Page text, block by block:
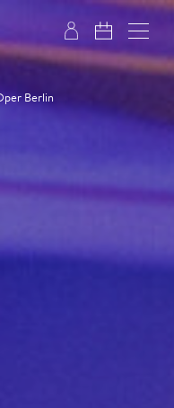
springen
Berlin